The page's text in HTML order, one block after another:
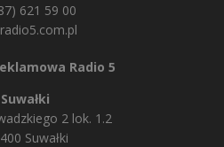
621 59 00
Radio 5
Suwałki
2 lok. 1.2
Suwałki